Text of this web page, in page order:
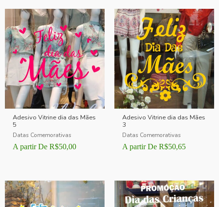
Adesivo Vitrine dia das Mães
5
Datas Comemorativas
A partir De R$50,00
Adesivo Vitrine dia das Mães
3
Datas Comemorativas
A partir De R$50,65